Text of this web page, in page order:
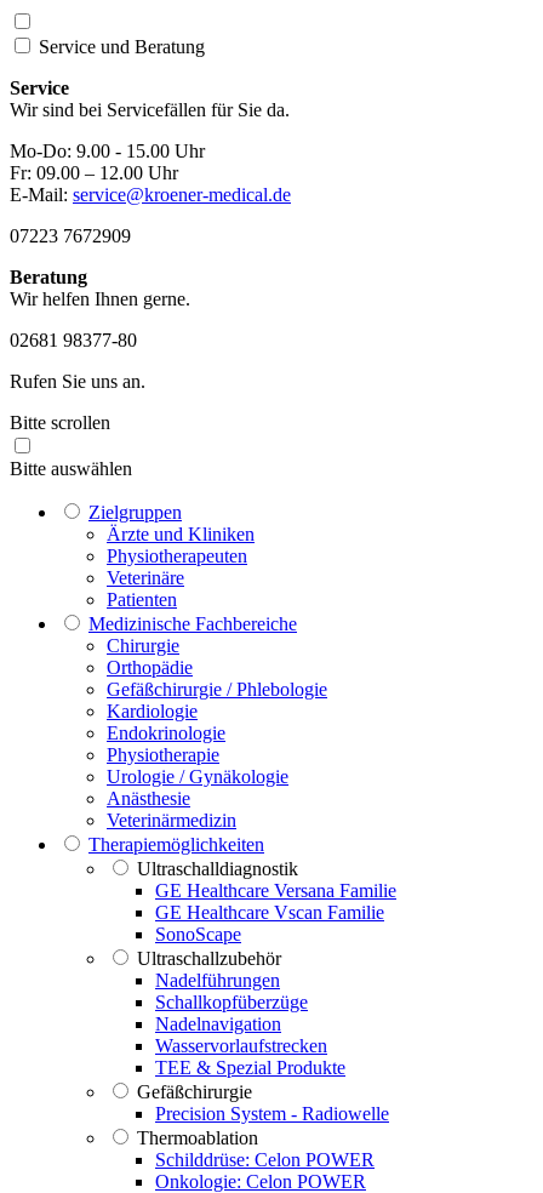
Service und Beratung
Service
Wir sind bei Servicefällen für Sie da.
Mo-Do: 9.00 - 15.00 Uhr
Fr: 09.00 – 12.00 Uhr
E-Mail: service@kroener-medical.de
07223 7672909
Beratung
Wir helfen Ihnen gerne.
02681 98377-80
Rufen Sie uns an.
Bitte scrollen
Bitte auswählen
Zielgruppen
Ärzte und Kliniken
Physiotherapeuten
Veterinäre
Patienten
Medizinische Fachbereiche
Chirurgie
Orthopädie
Gefäßchirurgie / Phlebologie
Kardiologie
Endokrinologie
Physiotherapie
Urologie / Gynäkologie
Anästhesie
Veterinärmedizin
Therapiemöglichkeiten
Ultraschalldiagnostik
GE Healthcare Versana Familie
GE Healthcare Vscan Familie
SonoScape
Ultraschallzubehör
Nadelführungen
Schallkopfüberzüge
Nadelnavigation
Wasservorlaufstrecken
TEE & Spezial Produkte
Gefäßchirurgie
Precision System - Radiowelle
Thermoablation
Schilddrüse: Celon POWER
Onkologie: Celon POWER